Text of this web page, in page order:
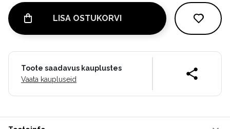
LISA OSTUKORVI
Toote saadavus kauplustes
Vaata kaupluseid